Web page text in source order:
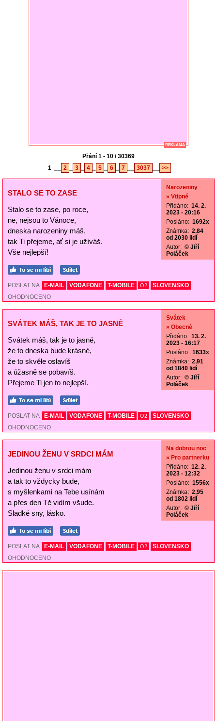
REKLAMA
Přání 1 - 10 / 30369
1
2 3 4 5 6 7 3037 >>
STALO SE TO ZASE
Stalo se to zase, po roce,
ne, nejsou to Vánoce,
dneska narozeniny máš,
tak Ti přejeme, ať si je užíváš.
Vše nejlepší!
Narozeniny
» Vtipné
Přidáno: 14. 2.
2023 - 20:16
Posláno: 1692x
Známka: 2,84
od 2030 lidí
Autor: © Jiří
Poláček
POSLAT NA E-MAIL VODAFONE T-MOBILE O2
SLOVENSKO
OHODNOCENO
SVÁTEK MÁŠ, TAK JE TO JASNÉ
Svátek máš, tak je to jasné,
že to dneska bude krásné,
že to skvěle oslavíš
a úžasně se pobavíš.
Přejeme Ti jen to nejlepší.
Svátek
» Obecné
Přidáno: 13. 2.
2023 - 16:17
Posláno: 1633x
Známka: 2,91
od 1840 lidí
Autor: © Jiří
Poláček
POSLAT NA E-MAIL VODAFONE T-MOBILE O2
SLOVENSKO
OHODNOCENO
JEDINOU ŽENU V SRDCI MÁM
Jedinou ženu v srdci mám
a tak to vždycky bude,
s myšlenkami na Tebe usínám
a přes den Tě vidím všude.
Sladké sny, lásko.
Na dobrou noc
» Pro partnerku
Přidáno: 12. 2.
2023 - 12:32
Posláno: 1556x
Známka: 2,95
od 1802 lidí
Autor: © Jiří
Poláček
POSLAT NA E-MAIL VODAFONE T-MOBILE O2
SLOVENSKO
OHODNOCENO